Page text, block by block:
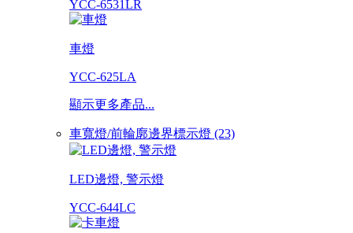
YCC-6531LR
車燈
YCC-625LA
顯示更多產品...
車寬燈/前輪廓邊界標示燈 (23)
LED邊燈, 警示燈
YCC-644LC